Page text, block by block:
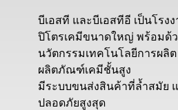
บีเอสที และบีเอสทีอี เป็นโรง
ปิโตรเคมีขนาดใหญ่ พร้อมด้
นวัตกรรมเทคโนโลยีการผลิต
ผลิตภัณฑ์เคมีชั้นสูง
มีระบบขนส่งสินค้าที่ล้ำสมัย
ปลอดภัยสูงสุด